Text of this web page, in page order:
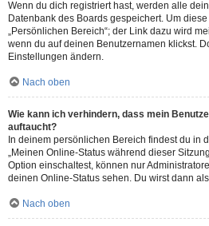
Wenn du dich registriert hast, werden alle
Datenbank des Boards gespeichert. Um
„Persönlichen Bereich“; der Link dazu wird
wenn du auf deinen Benutzernamen klickst.
Einstellungen ändern.
Nach oben
Wie kann ich verhindern, dass mein
auftaucht?
In deinem persönlichen Bereich findest du in
„Meinen Online-Status während dieser
Option einschaltest, können nur
deinen Online-Status sehen. Du wirst dann
Nach oben